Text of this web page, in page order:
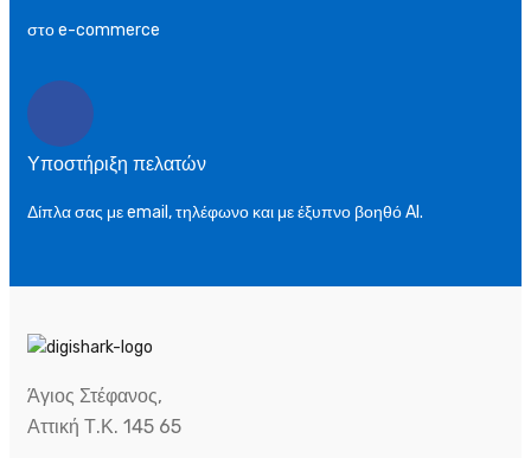
στο e-commerce
Υποστήριξη πελατών
Δίπλα σας με email, τηλέφωνο και με έξυπνο βοηθό AI.
Άγιος Στέφανος,
Αττική Τ.Κ. 145 65